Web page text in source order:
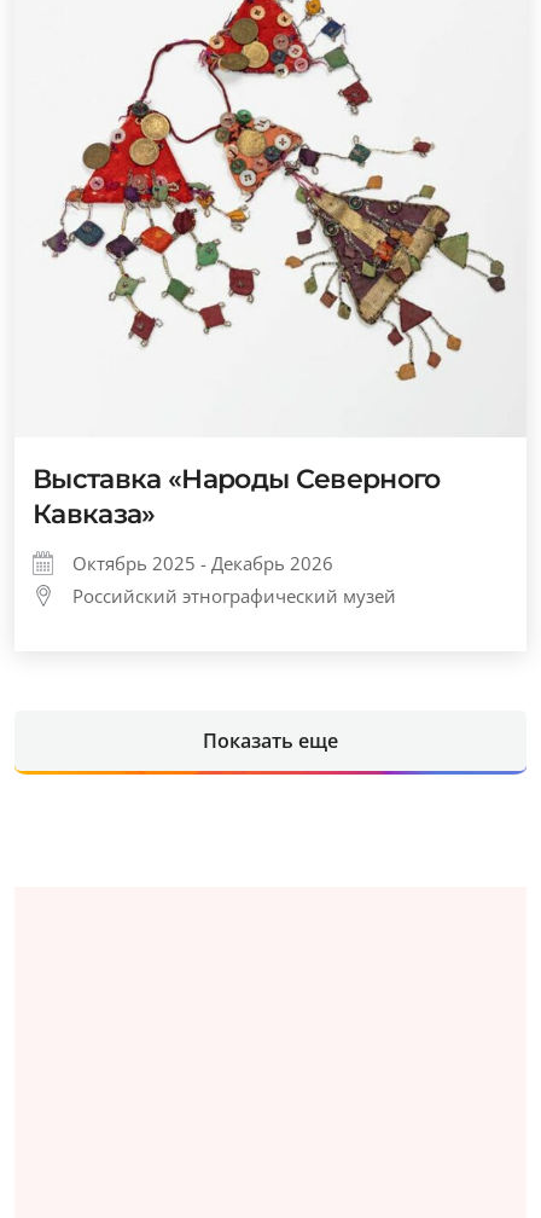
Выставка «Народы Северного
Кавказа»
Октябрь 2025 - Декабрь 2026
Российский этнографический музей
Показать еще